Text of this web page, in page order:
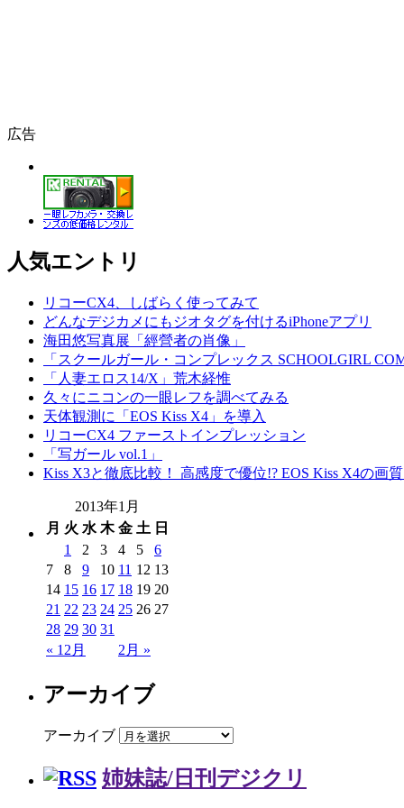
広告
人気エントリ
リコーCX4、しばらく使ってみて
どんなデジカメにもジオタグを付けるiPhoneアプリ
海田悠写真展「經營者の肖像」
「スクールガール・コンプレックス SCHOOLGIRL
「人妻エロス14/X」荒木経惟
久々にニコンの一眼レフを調べてみる
天体観測に「EOS Kiss X4」を導入
リコーCX4 ファーストインプレッション
「写ガール vol.1」
Kiss X3と徹底比較！ 高感度で優位!? EOS Kiss X4の画
2013年1月
月 火 水 木 金 土 日
« 12月 2月 »
1 2 3 4 5
6
7
8 9 10 11 12 13
14 15 16 17 18 19 20
21 22 23 24 25 26 27
28 29 30 31
アーカイブ
アーカイブ
姉妹誌/日刊デジクリ